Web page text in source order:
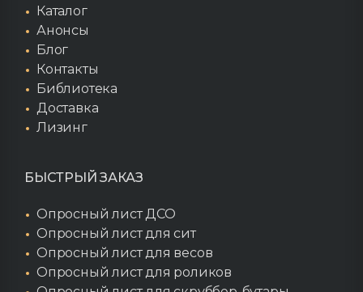
Каталог
Анонсы
Блог
Контакты
Библиотека
Доставка
Лизинг
БЫСТРЫЙ ЗАКАЗ
Опросный лист ДСО
Опросный лист для сит
Опросный лист для весов
Опросный лист для роликов